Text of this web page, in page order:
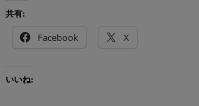
共有:
Facebook X
いいね: